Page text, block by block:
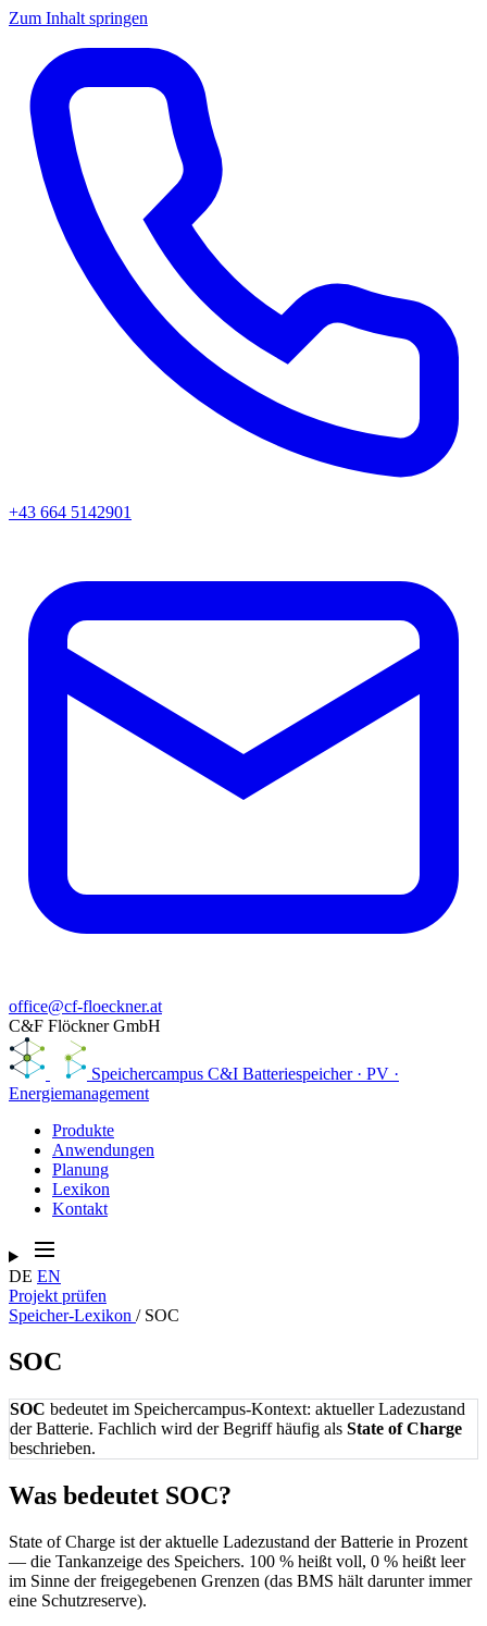
Zum Inhalt springen
+43 664 5142901
office@cf-floeckner.at
C&F Flöckner GmbH
Speichercampus C&I Batteriespeicher · PV ·
Energiemanagement
Produkte
Anwendungen
Planung
Lexikon
Kontakt
DE EN
Projekt prüfen
Speicher-Lexikon / SOC
SOC
SOC bedeutet im Speichercampus-Kontext: aktueller Ladezustand
der Batterie. Fachlich wird der Begriff häufig als State of Charge
beschrieben.
Was bedeutet SOC?
State of Charge ist der aktuelle Ladezustand der Batterie in Prozent
— die Tankanzeige des Speichers. 100 % heißt voll, 0 % heißt leer
im Sinne der freigegebenen Grenzen (das BMS hält darunter immer
eine Schutzreserve).